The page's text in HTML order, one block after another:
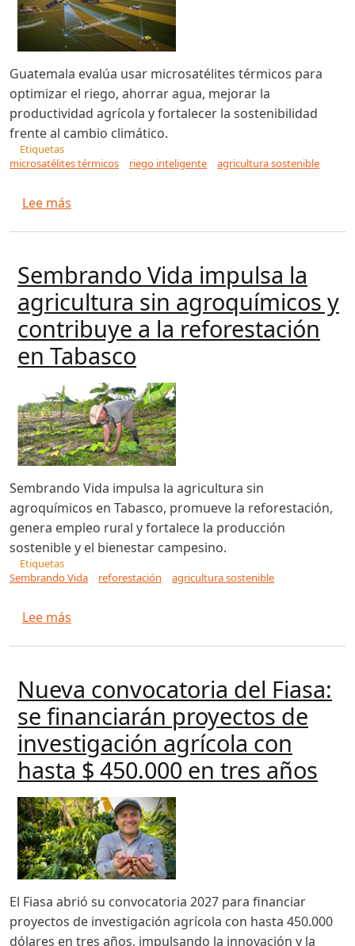
Guatemala evalúa usar microsatélites térmicos para
optimizar el riego, ahorrar agua, mejorar la
productividad agrícola y fortalecer la sostenibilidad
frente al cambio climático.
Etiquetas
microsatélites térmicos
riego inteligente agricultura sostenible
Lee más
Sembrando Vida impulsa la
agricultura sin agroquímicos y
contribuye a la reforestación
en Tabasco
Sembrando Vida impulsa la agricultura sin
agroquímicos en Tabasco, promueve la reforestación,
genera empleo rural y fortalece la producción
sostenible y el bienestar campesino.
Etiquetas
Sembrando Vida
reforestación agricultura sostenible
Lee más
Nueva convocatoria del Fiasa:
se financiarán proyectos de
investigación agrícola con
hasta $ 450.000 en tres años
El Fiasa abrió su convocatoria 2027 para financiar
proyectos de investigación agrícola con hasta 450.000
dólares en tres años, impulsando la innovación y la